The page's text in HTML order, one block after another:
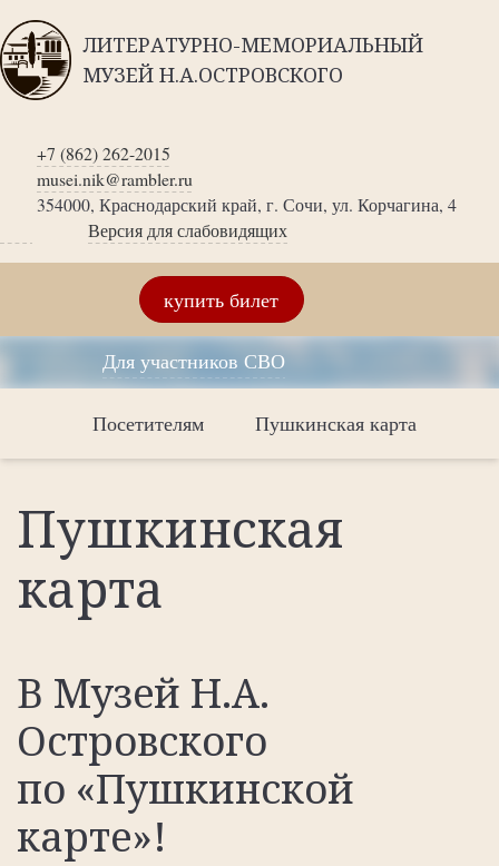
ЛИТЕРАТУРНО-МЕМОРИАЛЬНЫЙ
МУЗЕЙ Н.А.ОСТРОВСКОГО
+7 (862) 262-2015
musei.nik@rambler.ru
354000, Краснодарский край, г. Сочи, ул. Корчагина, 4
Версия для слабовидящих
купить билет
Для участников СВО
Посетителям Пушкинская карта
Пушкинская
карта
В Музей Н.А.
Островского
по «Пушкинской
карте»!